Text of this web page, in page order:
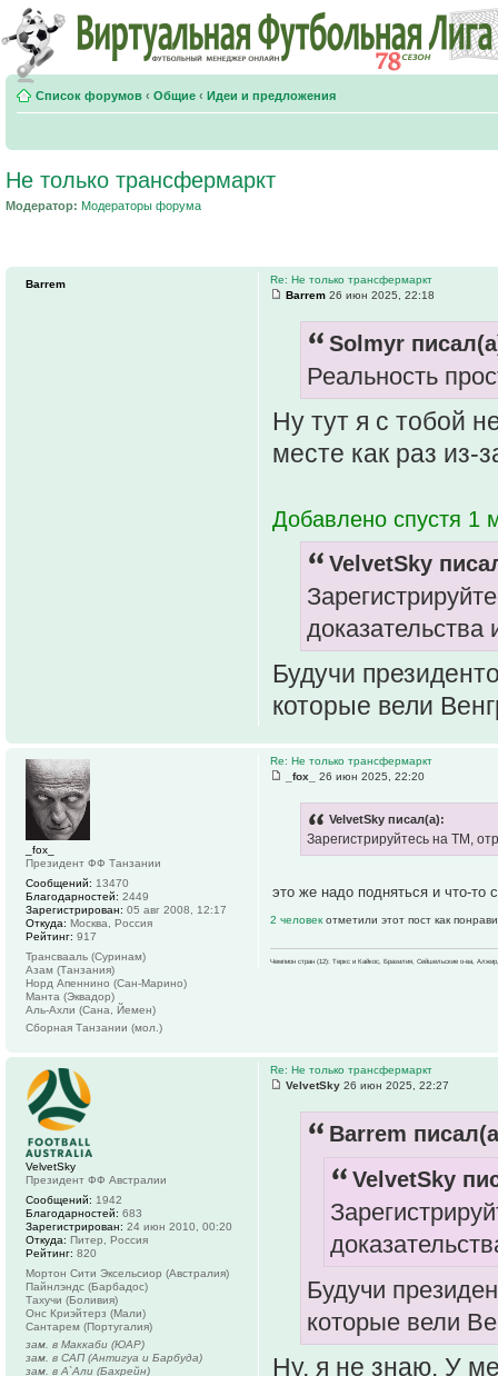
Список форумов ‹ Общие ‹ Идеи и предложения
Не только трансфермаркт
Модератор: Модераторы форума
Re: Не только трансфермаркт
Barrem 26 июн 2025, 22:18
Solmyr
Реальность
Ну тут я с тобой
месте как раз из-
Добавлено спустя 1
VelvetSky
Будучи
которые вели
Barrem
Re: Не только трансфермаркт
_fox_
26 июн 2025, 22:20
VelvetSky писал(а):
Зарегистрируйтесь на ТМ,
это же надо подняться и что-то
2 человек отметили этот пост как
Чемпион стран (12): Теркс и Кайкос, Бразилия, Сейшельские о-ва,
_fox_
Президент ФФ Танзании
Сообщений: 13470
Благодарностей: 2449
Зарегистрирован: 05 авг 2008, 12:17
Откуда: Москва, Россия
Рейтинг: 917
Трансвааль (Суринам)
Азам (Танзания)
Норд Апеннино (Сан-Марино)
Манта (Эквадор)
Аль-Ахли (Сана, Йемен)
Сборная Танзании (мол.)
Re: Не только трансфермаркт
VelvetSky 26 июн 2025, 22:27
Barrem
VelvetSky
Будучи
которые вели
Ну, я не знаю. У
VelvetSky
Президент ФФ Австралии
Сообщений: 1942
Благодарностей: 683
Зарегистрирован: 24 июн 2010, 00:20
Откуда: Питер, Россия
Рейтинг: 820
Мортон Сити Эксельсиор (Австралия)
Пайнлэндс (Барбадос)
Тахучи (Боливия)
Онс Криэйтерз (Мали)
Сантарем (Португалия)
зам. в Маккаби (ЮАР)
зам. в САП (Антигуа и Барбуда)
зам. в А`Али (Бахрейн)